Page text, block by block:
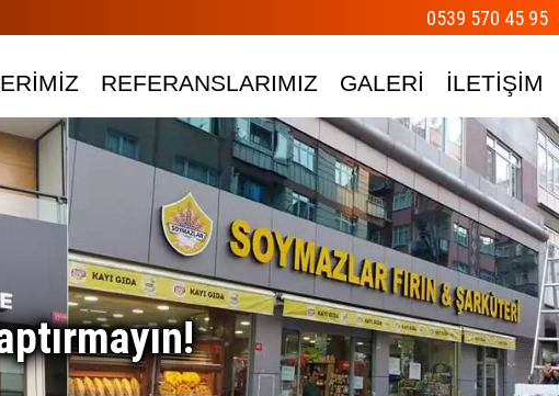
0539 570 45 95
REFERANSLARIMIZ GALERİ İLETİŞİM